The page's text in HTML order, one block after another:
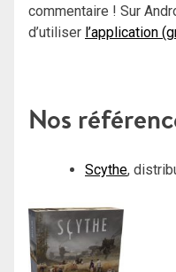
commentaire ! Sur
d’utiliser l’application
Nos
Scythe,